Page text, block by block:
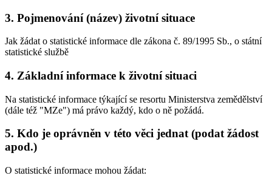
3. Pojmenování (název) životní situace
Jak žádat o statistické informace dle zákona č. 89/1995 Sb., o státní
statistické službě
4. Základní informace k životní situaci
Na statistické informace týkající se resortu Ministerstva zemědělství
(dále též "MZe") má právo každý, kdo o ně požádá.
5. Kdo je oprávněn v této věci jednat (podat žádost
apod.)
O statistické informace mohou žádat: